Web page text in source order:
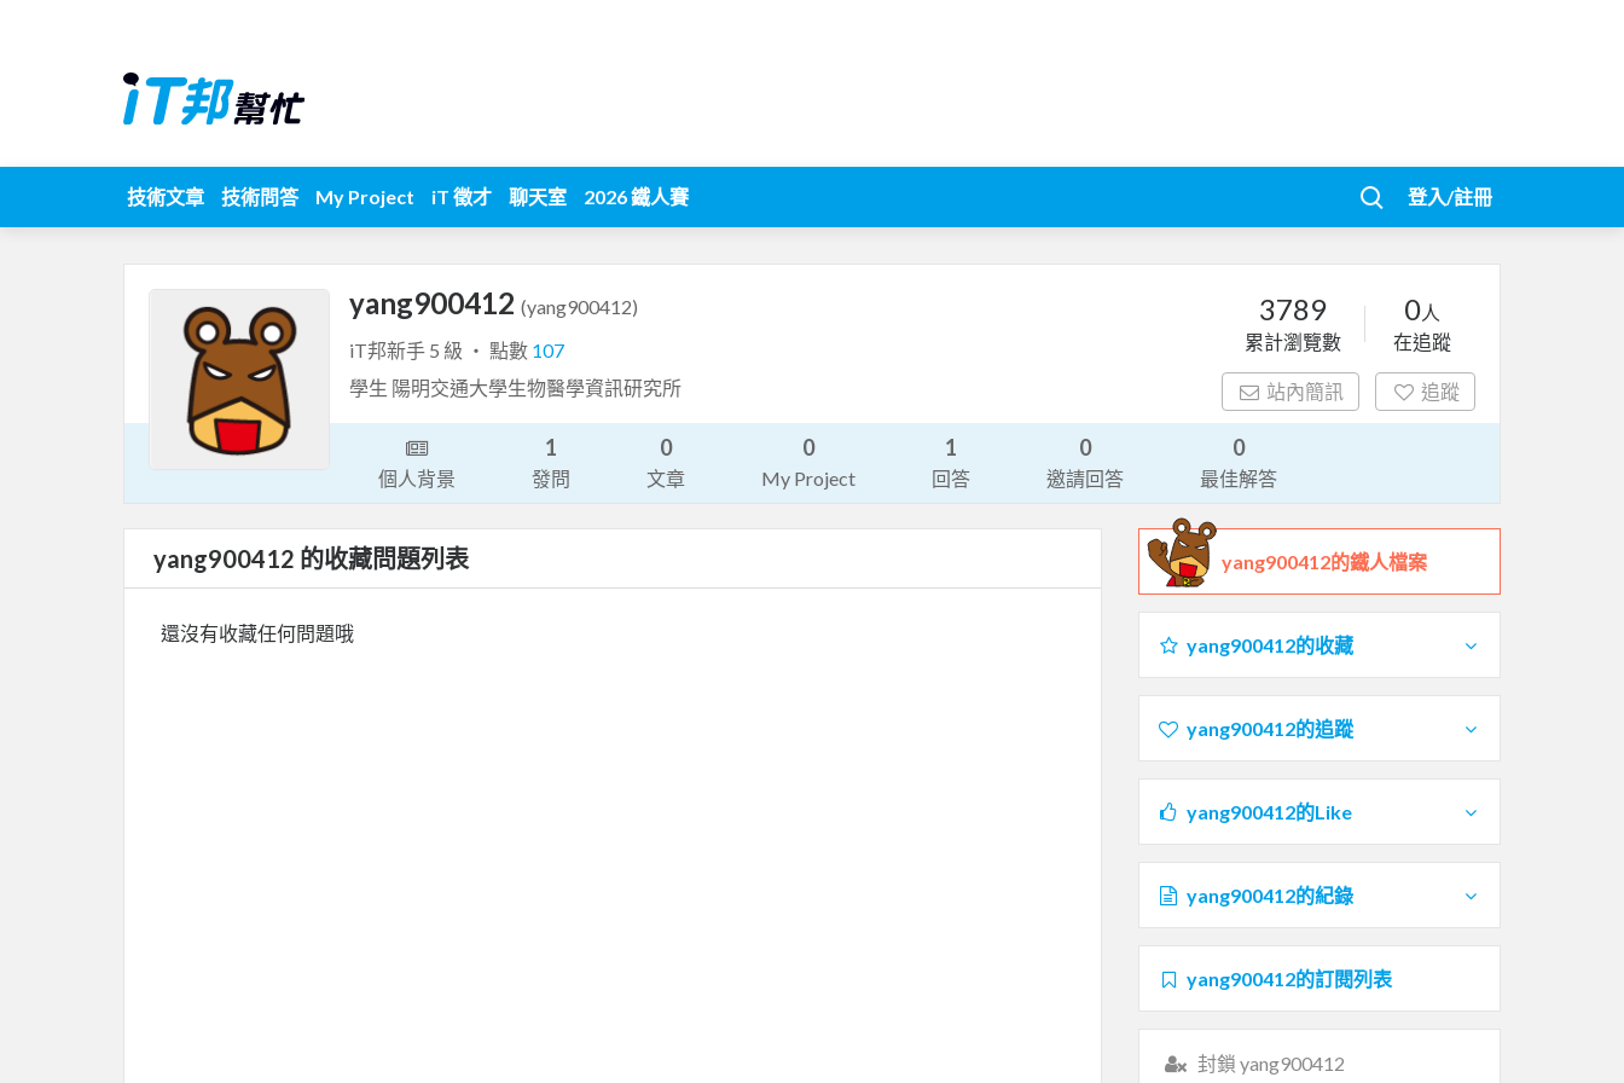
技術文章 技術問答 My Project iT 徵才 聊天室 2026 鐵人賽 登入/註冊
yang900412 (yang900412)
iT邦新手 5 級 ‧ 點數 107
學生 陽明交通大學生物醫學資訊研究所
3789
累計瀏覽數
0人
在追蹤
站內簡訊 追蹤
個人背景
1
發問
0
文章
0
My Project
1
回答
0
邀請回答
0
最佳解答
yang900412 的收藏問題列表
還沒有收藏任何問題哦
yang900412的鐵人檔案
yang900412的收藏
yang900412的追蹤
yang900412的Like
yang900412的紀錄
yang900412的訂閱列表
封鎖 yang900412